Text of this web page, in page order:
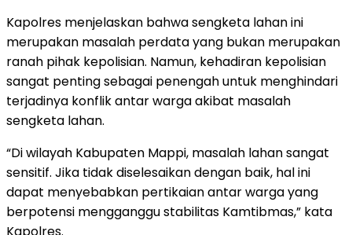
Kapolres menjelaskan bahwa sengketa lahan ini
merupakan masalah perdata yang bukan merupakan
ranah pihak kepolisian. Namun, kehadiran kepolisian
sangat penting sebagai penengah untuk menghindari
terjadinya konflik antar warga akibat masalah
sengketa lahan.
“Di wilayah Kabupaten Mappi, masalah lahan sangat
sensitif. Jika tidak diselesaikan dengan baik, hal ini
dapat menyebabkan pertikaian antar warga yang
berpotensi mengganggu stabilitas Kamtibmas,” kata
Kapolres.